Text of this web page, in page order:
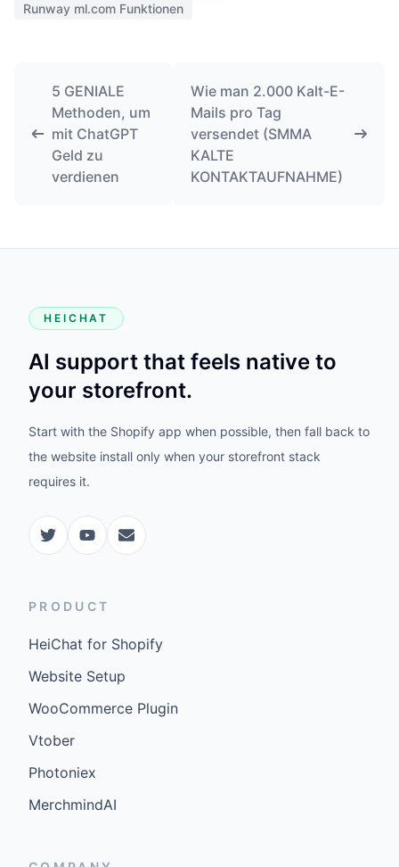
Runway ml.com Funktionen
5 GENIALE
Methoden, um
mit ChatGPT
Geld zu
verdienen
Wie man 2.000 Kalt-E-
Mails pro Tag
versendet (SMMA
KALTE
KONTAKTAUFNAHME)
HEICHAT
AI support that feels native to
your storefront.
Start with the Shopify app when possible, then fall back to
the website install only when your storefront stack
requires it.
PRODUCT
HeiChat for Shopify
Website Setup
WooCommerce Plugin
Vtober
Photoniex
MerchmindAI